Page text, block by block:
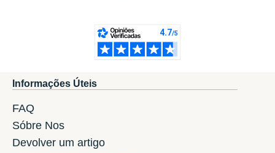
Informações Úteis
FAQ
Sóbre Nos
Devolver um artigo